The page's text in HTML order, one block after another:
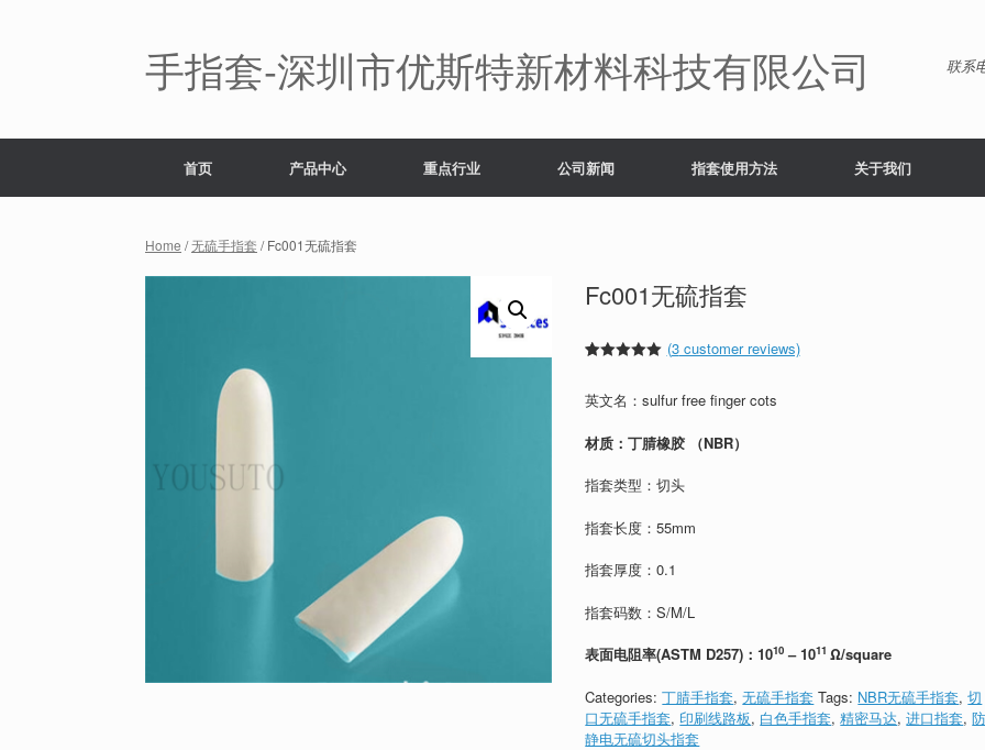
手指套-深圳市优斯特新材料科技有限公司 联系
首页 产品中心 重点行业 公司新闻 指套使用方法 关于我们
Home /无硫手指套 / Fc001无硫指套
Fc001无硫指套
based on
customer
(3customer reviews)
英文名：sulfur free finger cots
材质：丁腈橡胶 （NBR）
指套类型：切头
指套长度：55mm
指套厚度：0.1
指套码数：S/M/L
表面电阻率(ASTM D257)：1010 – 1011 Ω/square
Categories:丁腈手指套,无硫手指套 Tags: NBR无硫手指套,切
口无硫手指套, 印刷线路板, 白色手指套,精密马达,进口指套,
静电无硫切头指套